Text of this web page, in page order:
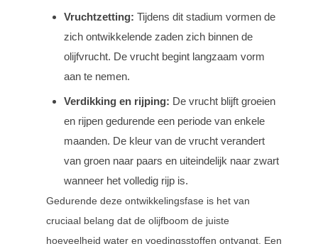
Vruchtzetting: Tijdens dit stadium vormen de
zich ontwikkelende zaden zich binnen de
olijfvrucht. De vrucht begint langzaam vorm
aan te nemen.
Verdikking en rijping: De vrucht blijft groeien
en rijpen gedurende een periode van enkele
maanden. De kleur van de vrucht verandert
van groen naar paars en uiteindelijk naar zwart
wanneer het volledig rijp is.
Gedurende deze ontwikkelingsfase is het van
cruciaal belang dat de olijfboom de juiste
hoeveelheid water en voedingsstoffen ontvangt. Een